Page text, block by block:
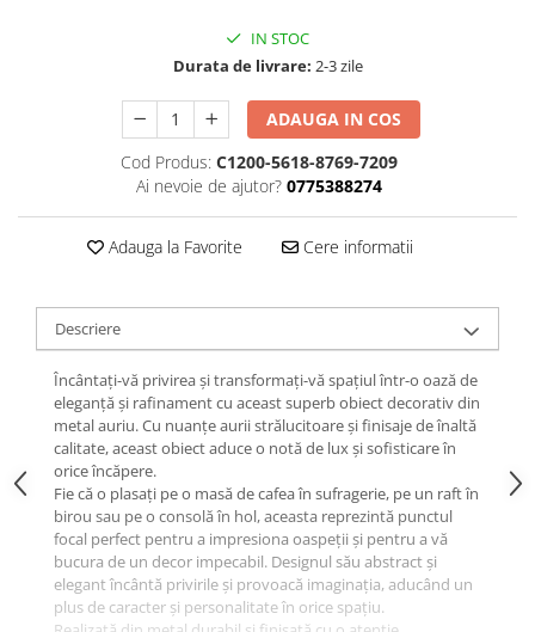
IN STOC
Durata de livrare: 2-3 zile
ADAUGA IN COS
Cod Produs: C1200-5618-8769-7209
Ai nevoie de ajutor? 0775388274
Adauga la Favorite Cere informatii
Descriere
Încântați-vă privirea și transformați-vă spațiul într-o oază de
eleganță și rafinament cu aceast superb obiect decorativ din
metal auriu. Cu nuanțe aurii strălucitoare și finisaje de înaltă
calitate, aceast obiect aduce o notă de lux și sofisticare în
orice încăpere.
Fie că o plasați pe o masă de cafea în sufragerie, pe un raft în
birou sau pe o consolă în hol, aceasta reprezintă punctul
focal perfect pentru a impresiona oaspeții și pentru a vă
bucura de un decor impecabil. Designul său abstract și
elegant încântă privirile și provoacă imaginația, aducând un
plus de caracter și personalitate în orice spațiu.